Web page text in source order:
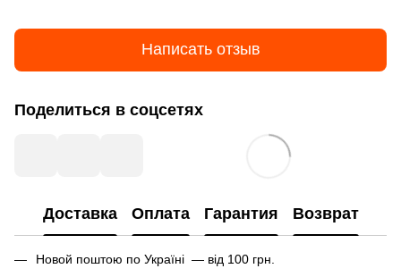
Написать отзыв
Поделиться в соцсетях
Доставка Оплата Гарантия Возврат
Новой поштою по Україні — від 100 грн.